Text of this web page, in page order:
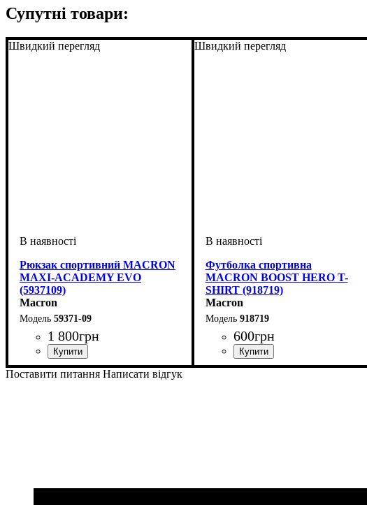
Супутні товари:
Швидкий перегляд
Рюкзак спортивний MACRON
MAXI-ACADEMY EVO
(5937109)
Macron
59371-09
1 800грн
Стать: Унісекс
Виробник: Macron
Колір: Чорний
Швидкий перегляд
Футболка спортивна
MACRON BOOST HERO T-
SHIRT (918719)
Macron
918719
600грн
Стать: Дитяче, Унісекс, Чоловічий
Виробник: Macron
Колір: Сірий
Поставити питання Написати відгук